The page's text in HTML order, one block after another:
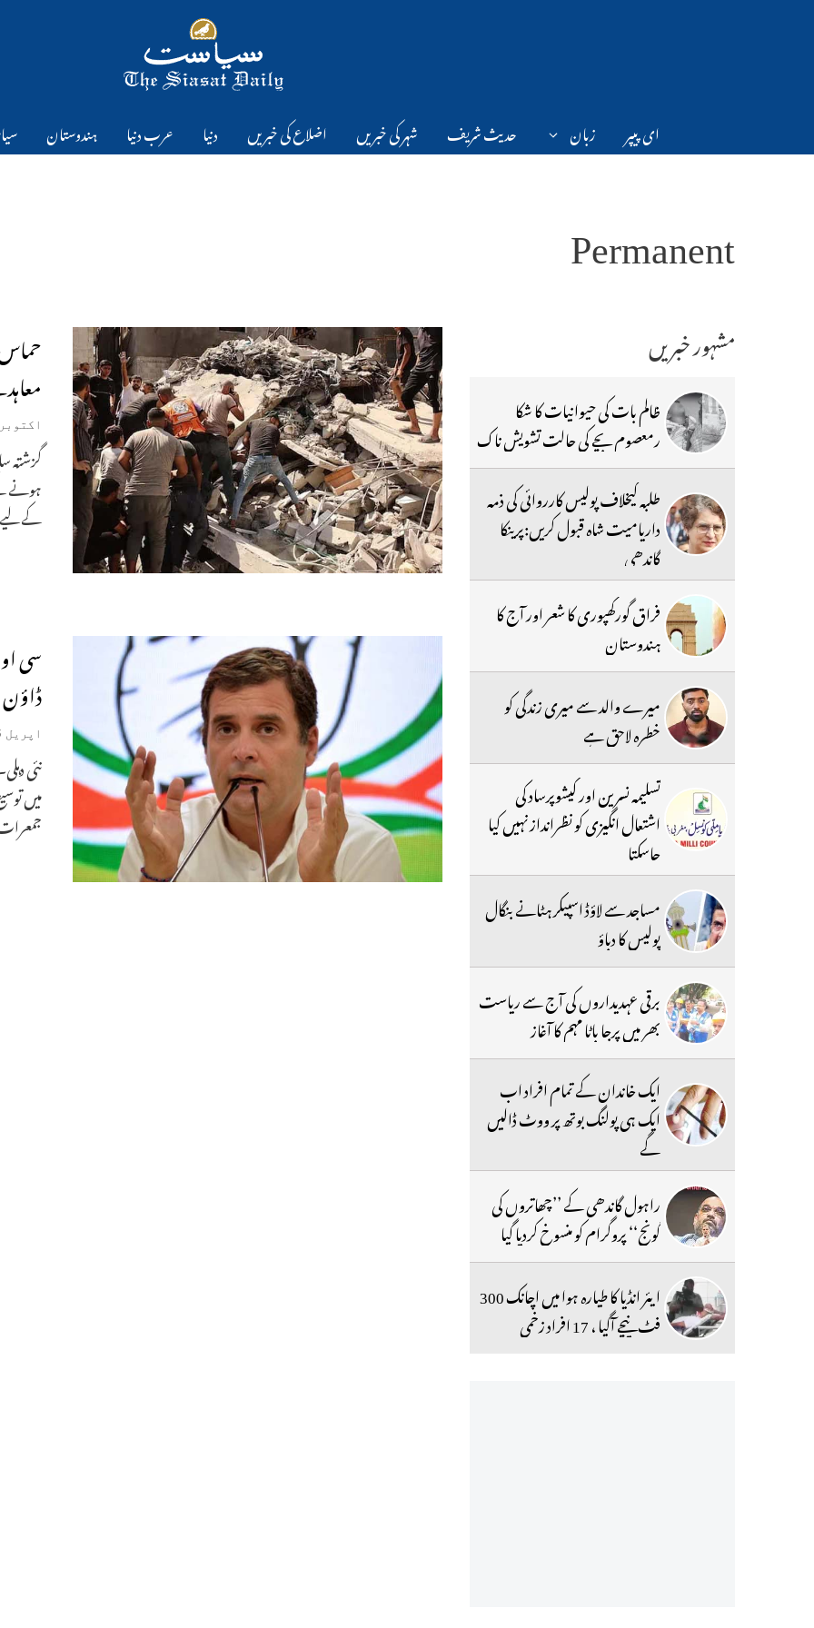
ای پیپر زبان حدیث شریف شہر کی خبریں اضلاع کی خبریں دنیا عرب دنیا ہندوستان
Permanent
اکتوبر 30, 2024
گزشتہ
ہونے
کے
اپریل 16, 2020
میں
مشہور خبریں
ظالم بات کی حیوانیات کا شکا
رمعصوم بچے کی حالت تشویش ناک
طلبہ کیخلاف پولیس کارروائی کی ذمہ
داریامیت شاہ قبول کریں:پرینکا
گاندھی
فراق گورکھپوری کا شعر اور آج کا
ہندوستان
میرے والد سے میری زندگی کو
خطرہ لاحق ہے
تسلیمہ نسرین اور کیشوپرساد کی
اشتعال انگیزی کو نظرانداز نہیں کیا
جاسکتا
مساجد سے لاؤڈ اسپیکر ہٹانے بنگال
پولیس کا دباؤ
برقی عہدیداروں کی آج سے ریاست
بھر میں پرجا باٹا مہم کا آغاز
ایک خاندان کے تمام افراد اب
ایک ہی پولنگ بوتھ پر ووٹ ڈالیں
گے
راہول گاندھی کے ’’چھاتروں کی
گونج‘‘ پروگرام کو منسوخ کردیا گیا
ایئر انڈیا کا طیارہ ہوا میں اچانک 300
فٹ نیچے آگیا ، 17 افراد زخمی